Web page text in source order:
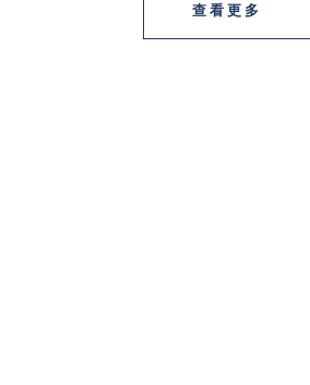
查看更多